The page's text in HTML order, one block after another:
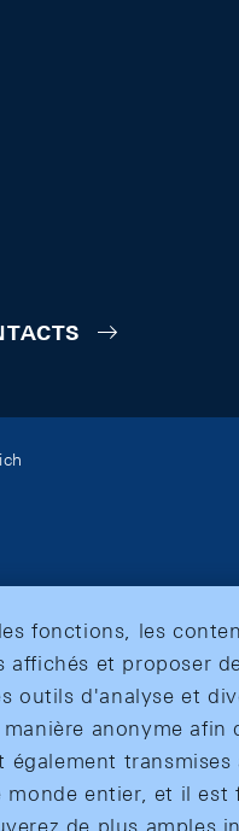
fonctions, les
affichés et proposer
outils d'analyse et
anonyme
également
monde entier, et il